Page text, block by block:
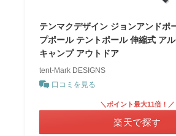
テンマクデザイン ジョンアンドポ
プポール テントポール 伸縮式 ア
キャンプ アウトドア
tent-Mark DESIGNS
口コミを見る
＼ポイント最大11倍！／
楽天で探す